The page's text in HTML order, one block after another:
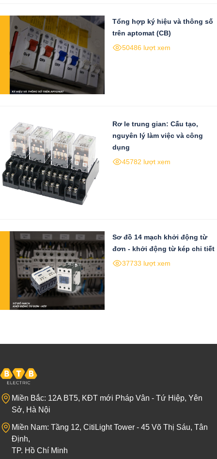
Tổng hợp ký hiệu và thông số
trên aptomat (CB)
50486 lượt xem
Rơ le trung gian: Cấu tạo,
nguyên lý làm việc và công
dụng
45782 lượt xem
Sơ đồ 14 mạch khởi động từ
đơn - khởi động từ kép chi tiết
37733 lượt xem
Miền Bắc: 12A BT5, KĐT mới Pháp Vân - Tứ Hiệp, Yên
Sở, Hà Nội
Miền Nam: Tầng 12, CitiLight Tower - 45 Võ Thị Sáu, Tân
Định,
TP. Hồ Chí Minh